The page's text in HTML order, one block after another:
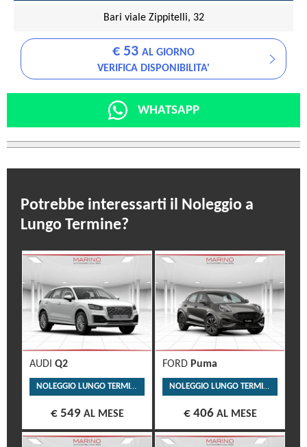
Bari viale Zippitelli, 32
€ 53 AL GIORNO
VERIFICA DISPONIBILITA'
WHATSAPP
Potrebbe interessarti il Noleggio a
Lungo Termine?
AUDI Q2
NOLEGGIO LUNGO TERMINE
€ 549 AL MESE
FORD Puma
NOLEGGIO LUNGO TERMINE
€ 406 AL MESE